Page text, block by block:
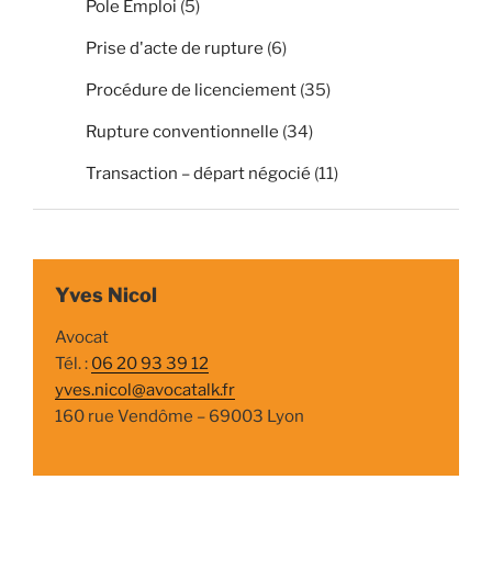
Pole Emploi (5)
Prise d'acte de rupture (6)
Procédure de licenciement (35)
Rupture conventionnelle (34)
Transaction – départ négocié (11)
Yves Nicol
Avocat
Tél. : 06 20 93 39 12
yves.nicol@avocatalk.fr
160 rue Vendôme – 69003 Lyon